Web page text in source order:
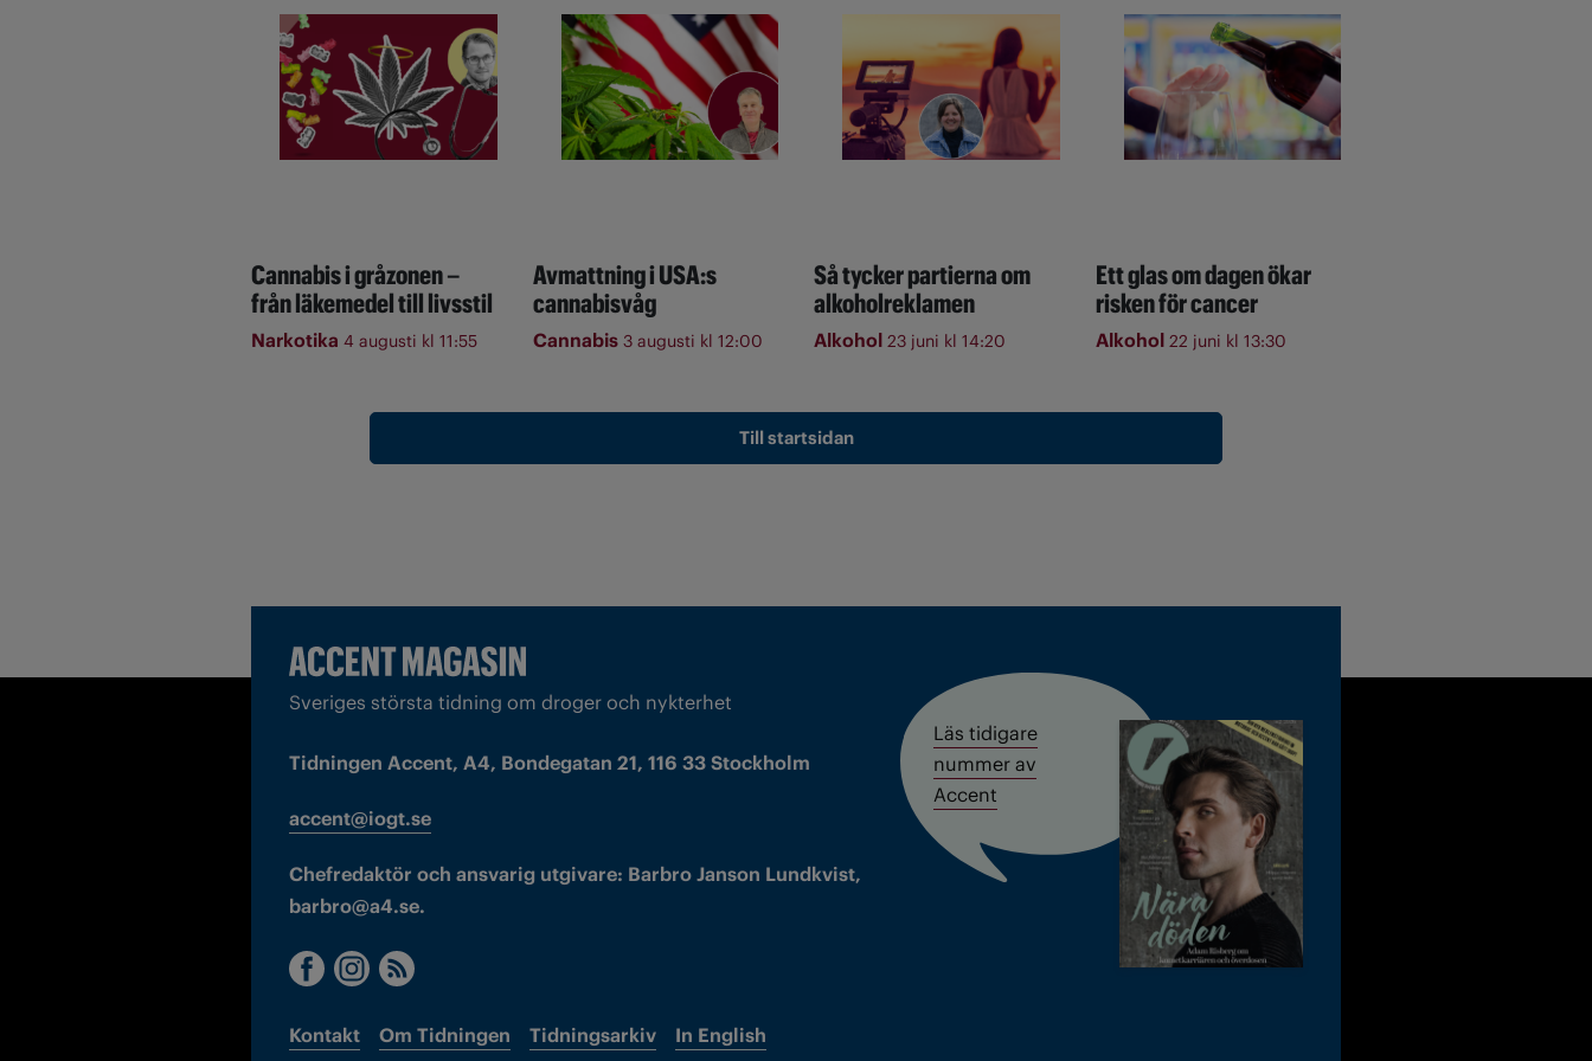
Cannabis i gråzonen –
från läkemedel till livsstil
Narkotika 4 augusti kl 11:55
Avmattning i USA:s
cannabisvåg
Cannabis 3 augusti kl 12:00
Så tycker partierna om
alkoholreklamen
Alkohol 23 juni kl 14:20
Ett glas om dagen ökar
risken för cancer
Alkohol 22 juni kl 13:30
Till startsidan
Sveriges största tidning om droger och nykterhet
Tidningen Accent, A4, Bondegatan 21, 116 33 Stockholm
accent@iogt.se
Chefredaktör och ansvarig utgivare: Barbro Janson Lundkvist,
barbro@a4.se.
Kontakt Om Tidningen Tidningsarkiv In English
Läs tidigare
nummer av
Accent